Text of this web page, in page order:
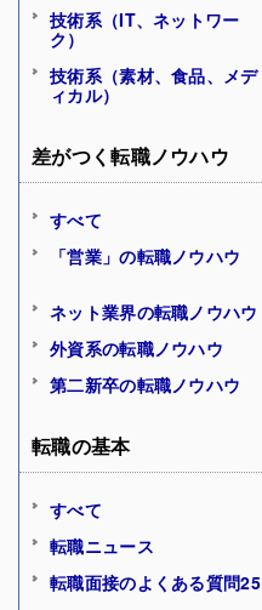
技術系（IT、ネットワー
ク）
技術系（素材、食品、メデ
ィカル）
差がつく転職ノウハウ
すべて
「営業」の転職ノウハウ
ネット業界の転職ノウハウ
外資系の転職ノウハウ
第二新卒の転職ノウハウ
転職の基本
すべて
転職ニュース
転職面接のよくある質問25